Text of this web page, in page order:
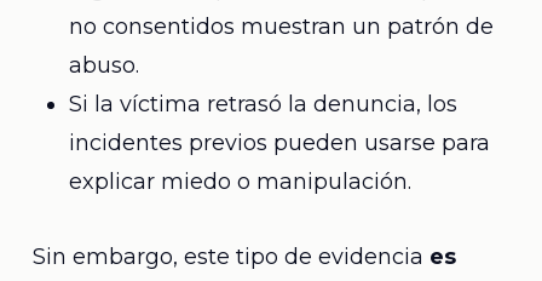
no consentidos muestran un patrón de
abuso.
Si la víctima retrasó la denuncia, los
incidentes previos pueden usarse para
explicar miedo o manipulación.
Sin embargo, este tipo de evidencia es